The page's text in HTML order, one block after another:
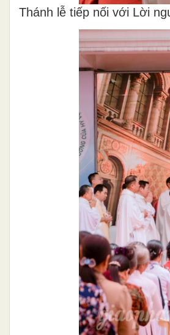
Thánh lễ tiếp nối với Lời